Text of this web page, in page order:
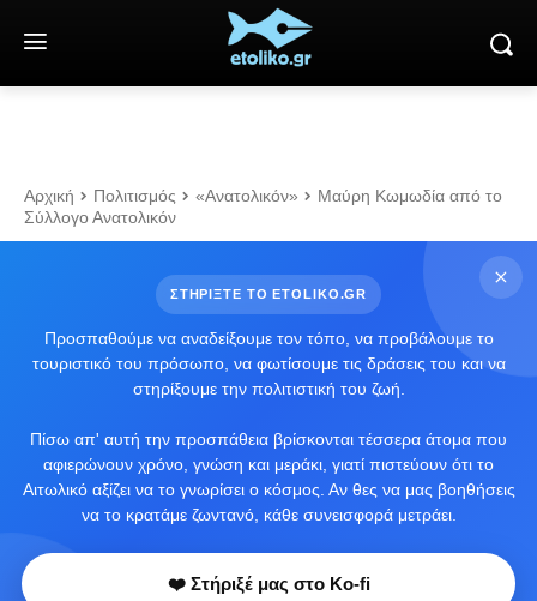
Αρχική Πολιτισμός «Ανατολικόν»
Μαύρη Κωμωδία από το
Σύλλογο Ανατολικόν
ΣΤΗΡΙΞΤΕ ΤΟ ETOLIKO.GR
Προσπαθούμε να αναδείξουμε τον τόπο, να προβάλουμε το
τουριστικό του πρόσωπο, να φωτίσουμε τις δράσεις του και να
στηρίξουμε την πολιτιστική του ζωή.
Πίσω απ' αυτή την προσπάθεια βρίσκονται τέσσερα άτομα που
αφιερώνουν χρόνο, γνώση και μεράκι, γιατί πιστεύουν ότι το
Αιτωλικό αξίζει να το γνωρίσει ο κόσμος. Αν θες να μας βοηθήσεις
να το κρατάμε ζωντανό, κάθε συνεισφορά μετράει.
❤️ Στήριξέ μας στο Ko-fi